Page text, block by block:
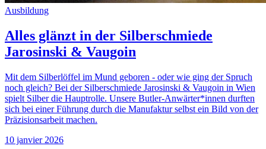
Ausbildung
Alles glänzt in der Silberschmiede
Jarosinski & Vaugoin
Mit dem Silberlöffel im Mund geboren - oder wie ging der Spruch
noch gleich? Bei der Silberschmiede Jarosinski & Vaugoin in Wien
spielt Silber die Hauptrolle. Unsere Butler-Anwärter*innen durften
sich bei einer Führung durch die Manufaktur selbst ein Bild von der
Präzisionsarbeit machen.
10 janvier 2026